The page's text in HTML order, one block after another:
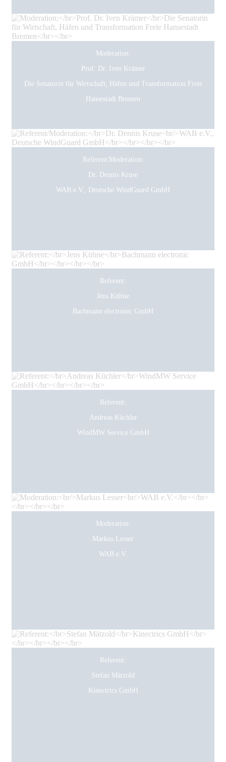
Moderation:
Prof. Dr. Iven Krämer
Die Senatorin für Wirtschaft, Häfen und Transformation Freie
Hansestadt Bremen
Referent/Moderation:
Dr. Dennis Kruse
WAB e.V., Deutsche WindGuard GmbH
Referent:
Jens Kühne
Bachmann electronic GmbH
Referent:
Andreas Küchler
WindMW Service GmbH
Moderation:
Markus Lesser
WAB e.V.
Referent:
Stefan Mätzold
Kinectrics GmbH